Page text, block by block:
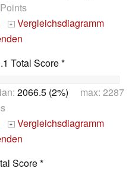
+ Vergleichsdiagramm
Total Score *
2066.5 (2%) max: 2287
+ Vergleichsdiagramm
Score *